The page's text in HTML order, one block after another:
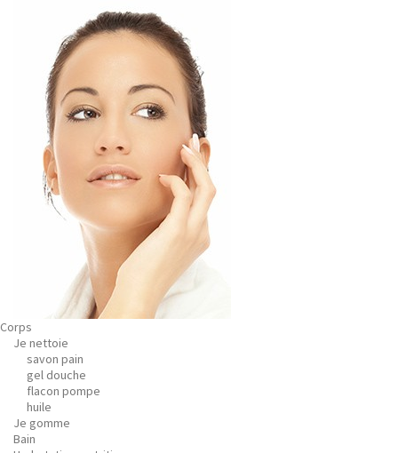
Corps
Je nettoie
savon pain
gel douche
flacon pompe
huile
Je gomme
Bain